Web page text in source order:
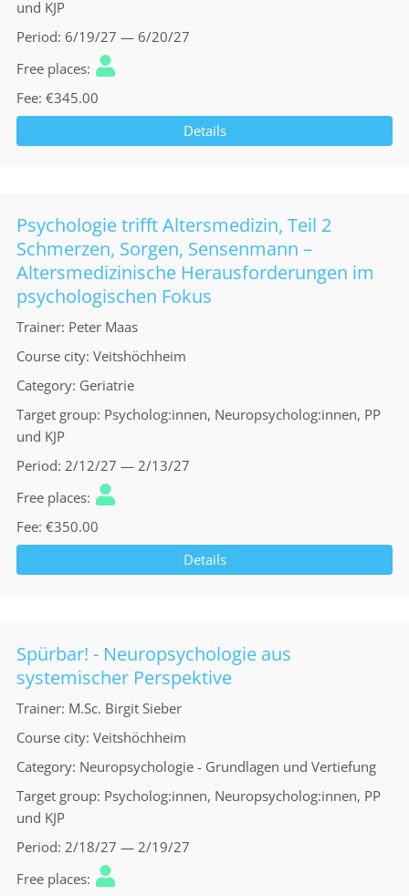
und KJP
Period 6/19/27 — 6/20/27
Free places
Fee €345.00
Details
Psychologie trifft Altersmedizin, Teil 2
Schmerzen, Sorgen, Sensenmann –
Altersmedizinische Herausforderungen im
psychologischen Fokus
Trainer Peter Maas
Course city Veitshöchheim
Category Geriatrie
Target group Psycholog:innen, Neuropsycholog:innen, PP
und KJP
Period 2/12/27 — 2/13/27
Free places
Fee €350.00
Details
Spürbar! - Neuropsychologie aus
systemischer Perspektive
Trainer M.Sc. Birgit Sieber
Course city Veitshöchheim
Category Neuropsychologie - Grundlagen und Vertiefung
Target group Psycholog:innen, Neuropsycholog:innen, PP
und KJP
Period 2/18/27 — 2/19/27
Free places